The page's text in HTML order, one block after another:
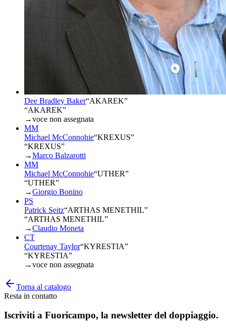
Dee Bradley Baker“AKAREK”
“AKAREK”
→voce non assegnata
MM
Michael McConnohie“KREXUS”
“KREXUS”
→Marco Balzarotti
MM
Michael McConnohie“UTHER”
“UTHER”
→Giorgio Bonino
PS
Patrick Seitz“ARTHAS MENETHIL”
“ARTHAS MENETHIL”
→Claudio Moneta
CT
Courtenay Taylor“KYRESTIA”
“KYRESTIA”
→voce non assegnata
Torna al catalogo
Resta in contatto
Iscriviti a Fuoricampo, la newsletter del doppiaggio.